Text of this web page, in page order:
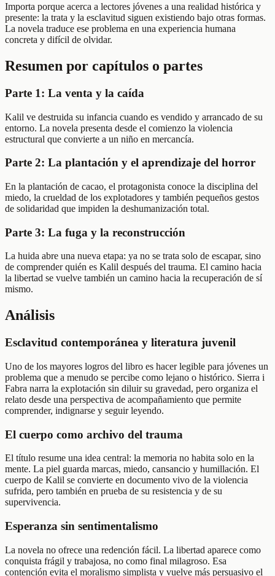
Importa porque acerca a lectores jóvenes a una realidad histórica y
presente: la trata y la esclavitud siguen existiendo bajo otras formas.
La novela traduce ese problema en una experiencia humana
concreta y difícil de olvidar.
Resumen por capítulos o partes
Parte 1: La venta y la caída
Kalil ve destruida su infancia cuando es vendido y arrancado de su
entorno. La novela presenta desde el comienzo la violencia
estructural que convierte a un niño en mercancía.
Parte 2: La plantación y el aprendizaje del horror
En la plantación de cacao, el protagonista conoce la disciplina del
miedo, la crueldad de los explotadores y también pequeños gestos
de solidaridad que impiden la deshumanización total.
Parte 3: La fuga y la reconstrucción
La huida abre una nueva etapa: ya no se trata solo de escapar, sino
de comprender quién es Kalil después del trauma. El camino hacia
la libertad se vuelve también un camino hacia la recuperación de sí
mismo.
Análisis
Esclavitud contemporánea y literatura juvenil
Uno de los mayores logros del libro es hacer legible para jóvenes un
problema que a menudo se percibe como lejano o histórico. Sierra i
Fabra narra la explotación sin diluir su gravedad, pero organiza el
relato desde una perspectiva de acompañamiento que permite
comprender, indignarse y seguir leyendo.
El cuerpo como archivo del trauma
El título resume una idea central: la memoria no habita solo en la
mente. La piel guarda marcas, miedo, cansancio y humillación. El
cuerpo de Kalil se convierte en documento vivo de la violencia
sufrida, pero también en prueba de su resistencia y de su
supervivencia.
Esperanza sin sentimentalismo
La novela no ofrece una redención fácil. La libertad aparece como
conquista frágil y trabajosa, no como final milagroso. Esa
contención evita el moralismo simplista y vuelve más persuasivo el